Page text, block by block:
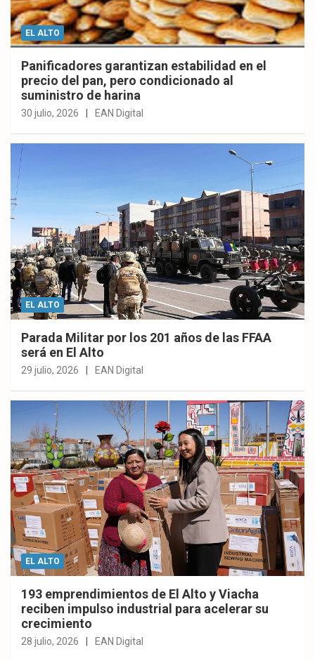
EL ALTO
Panificadores garantizan estabilidad en el
precio del pan, pero condicionado al
suministro de harina
30 julio, 2026 EAN Digital
EL ALTO
Parada Militar por los 201 años de las FFAA
será en El Alto
29 julio, 2026 EAN Digital
EL ALTO
193 emprendimientos de El Alto y Viacha
reciben impulso industrial para acelerar su
crecimiento
28 julio, 2026 EAN Digital